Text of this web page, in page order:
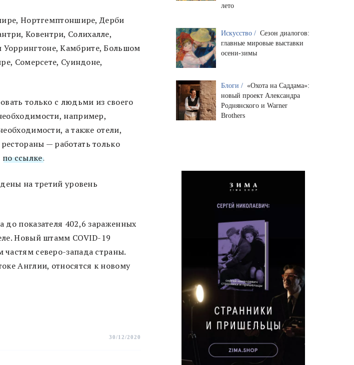
Нортгемптоншире, Дерби
Ковентри, Солихалле,
Камбрите, Большом
Сомерсете, Суиндоне,
только с людьми из своего
например,
а также отели,
— работать только
по ссылке.
на третий уровень
до показателя 402,6 зараженных
Новый штамм COVID-19
северо-запада страны.
Англии, относятся к новому
30/12/2020
лето
Искусство / Сезон диалогов:
главные мировые выставки
осени-зимы
Блоги / «Охота на Саддама»:
новый проект Александра
Роднянского и Warner
Brothers